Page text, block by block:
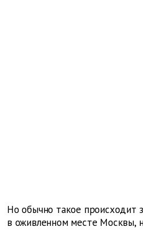
Но обычно такое происходит
в оживленном месте Москвы,